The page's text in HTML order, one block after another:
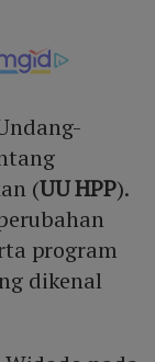
(UU HPP).
program
dikenal